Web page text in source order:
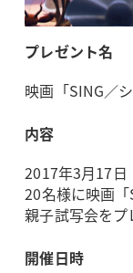
プレゼント名
映画「SING／
内容
2017年3月17日
20名様に映画
親子試写会をプ
開催日時